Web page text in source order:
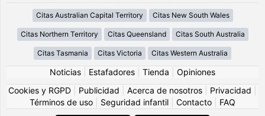
Citas Australian Capital Territory Citas New South Wales
Citas Northern Territory Citas Queensland Citas South Australia
Citas Tasmania Citas Victoria Citas Western Australia
Noticias Estafadores Tienda
Opiniones
Cookies y RGPD
Publicidad Acerca de nosotros Privacidad
Términos de uso
Seguridad infantil Contacto FAQ